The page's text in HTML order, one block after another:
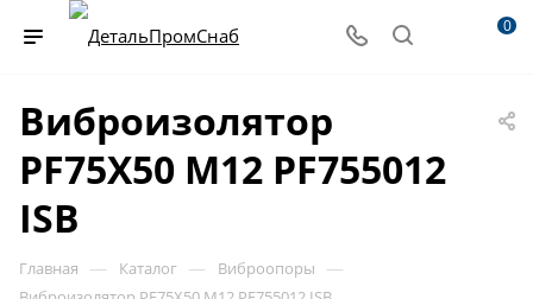
0
Виброизолятор
PF75X50 M12 PF755012
ISB
Главная — Каталог — Виброопоры —